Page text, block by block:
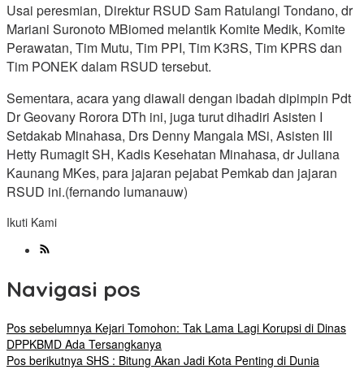
Usai peresmian, Direktur RSUD Sam Ratulangi Tondano, dr
Mariani Suronoto MBiomed melantik Komite Medik, Komite
Perawatan, Tim Mutu, Tim PPI, Tim K3RS, Tim KPRS dan
Tim PONEK dalam RSUD tersebut.
Sementara, acara yang diawali dengan ibadah dipimpin Pdt
Dr Geovany Rorora DTh ini, juga turut dihadiri Asisten I
Setdakab Minahasa, Drs Denny Mangala MSi, Asisten III
Hetty Rumagit SH, Kadis Kesehatan Minahasa, dr Juliana
Kaunang MKes, para jajaran pejabat Pemkab dan jajaran
RSUD ini.(fernando lumanauw)
Ikuti Kami
Navigasi pos
Pos sebelumnya Kejari Tomohon: Tak Lama Lagi Korupsi di Dinas
DPPKBMD Ada Tersangkanya
Pos berikutnya SHS : Bitung Akan Jadi Kota Penting di Dunia